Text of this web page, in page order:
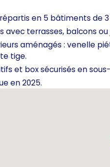
en 5 bâtiments de 3
avec terrasses, balcons ou
aménagés : venelle
tige.
et box sécurisés en
en 2025.